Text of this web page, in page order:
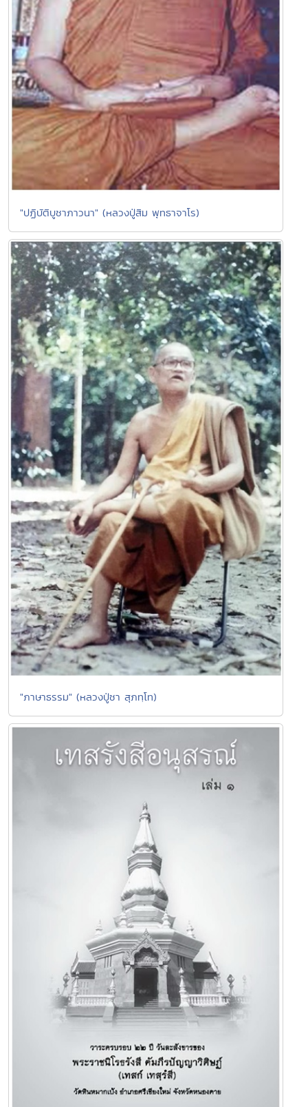
"ปฏิบัติบูชาภาวนา" (หลวงปู่สิม พุทธาจาโร)
"ภาษาธรรม" (หลวงปู่ชา สุภทฺโท)